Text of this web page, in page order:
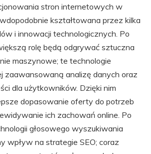
stron internetowych w
kształtowana przez kilka
i innowacji technologicznych. Po
rolę będą odgrywać sztuczna
maszynowe; te technologie
zaawansowaną analizę danych oraz
dla użytkowników. Dzięki nim
dopasowanie oferty do potrzeb
ich zachowań online. Po
głosowego wyszukiwania
wpływ na strategie SEO; coraz